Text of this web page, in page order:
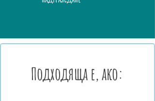
Подходяща е, ако: